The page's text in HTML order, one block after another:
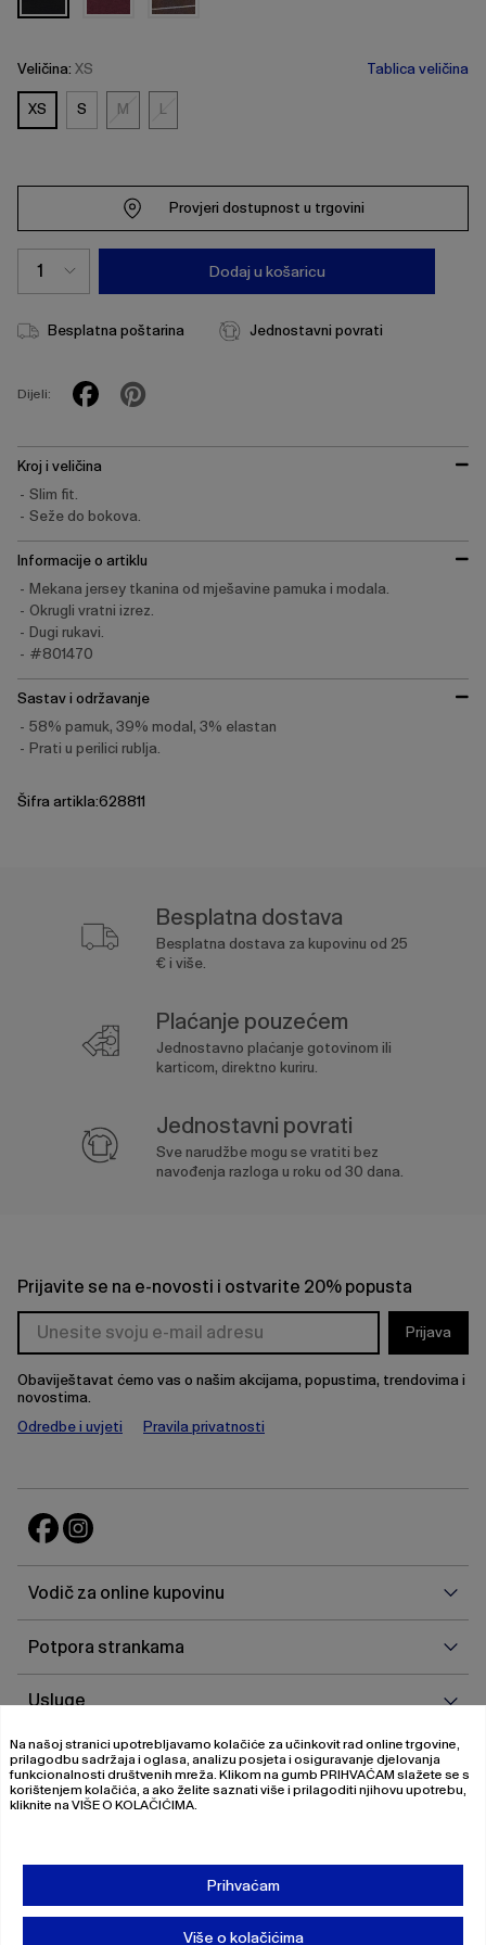
Veličina: XS Tablica veličina
XS S MM LL
Provjeri dostupnost u trgovini
Dodaj u košaricu
Besplatna poštarina Jednostavni povrati
Dijeli:
Kroj i veličina
Slim fit.
Seže do bokova.
Informacije o artiklu
Mekana jersey tkanina od mješavine pamuka i modala.
Okrugli vratni izrez.
Dugi rukavi.
#801470
Sastav i održavanje
58% pamuk, 39% modal, 3% elastan
Prati u perilici rublja.
Šifra artikla:628811
Besplatna dostava
Besplatna dostava za kupovinu od 25
€ i više.
Plaćanje pouzećem
Jednostavno plaćanje gotovinom ili
karticom, direktno kuriru.
Jednostavni povrati
Sve narudžbe mogu se vratiti bez
navođenja razloga u roku od 30 dana.
Prijavite se na e-novosti i ostvarite 20% popusta
Prijava
Obaviještavat ćemo vas o našim akcijama, popustima, trendovima i
novostima.
Odredbe i uvjeti
Pravila privatnosti
Vodič za online kupovinu
Potpora strankama
Usluge
O
O nama
© 2026 Magistrat International
Pravila o privatnosti
Na našoj stranici upotrebljavamo kolačiće za učinkovit rad online trgovine,
prilagodbu sadržaja i oglasa, analizu posjeta i osiguravanje djelovanja
funkcionalnosti društvenih mreža. Klikom na gumb PRIHVAĆAM slažete se s
korištenjem kolačića, a ako želite saznati više i prilagoditi njihovu upotrebu,
kliknite na VIŠE O KOLAČIĆIMA.
Prihvaćam
Više o kolačićima